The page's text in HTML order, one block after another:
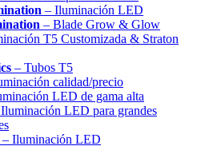
– Iluminación LED
– Blade Grow & Glow
T5 Customizada & Straton
– Tubos T5
calidad/precio
LED de gama alta
LED para grandes
– Iluminación LED